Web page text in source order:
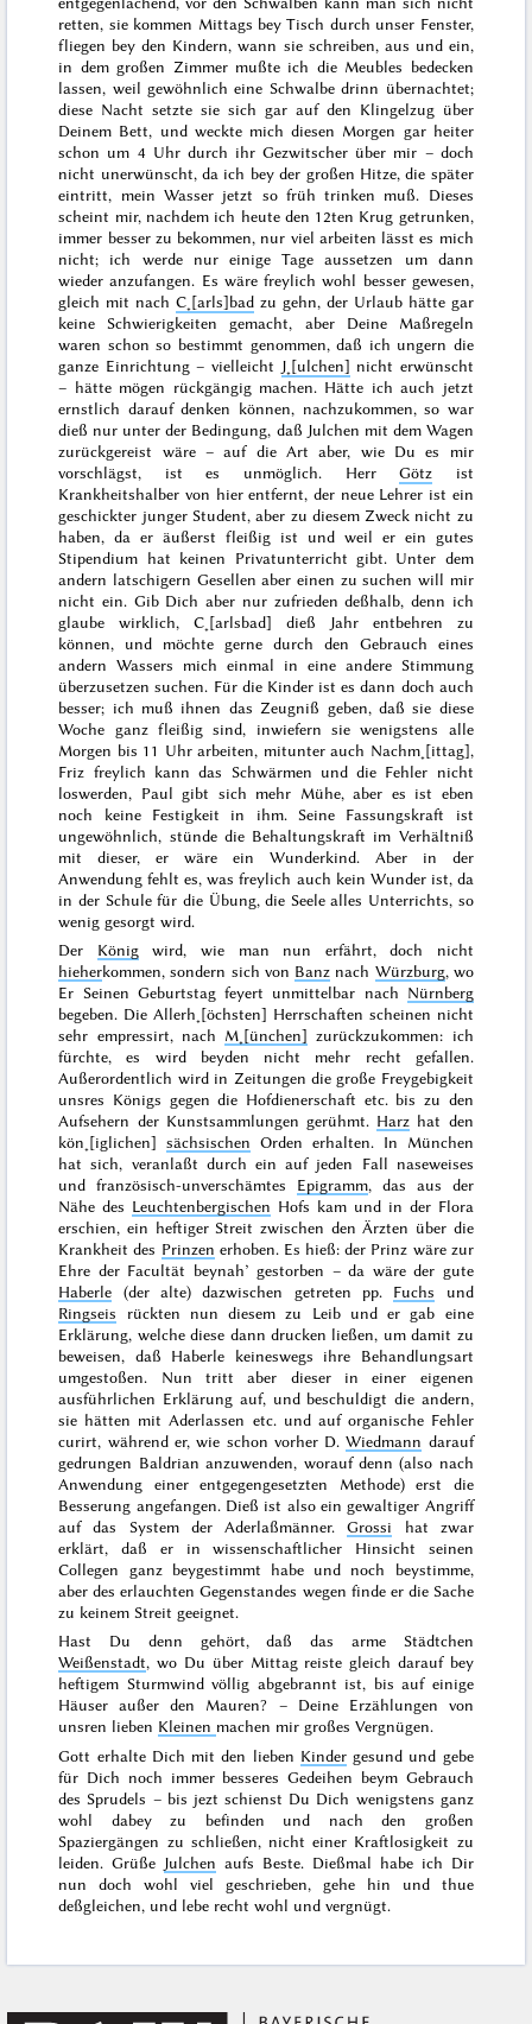
retten, sie kommen Mittags bey Tisch durch unser Fenster,
fliegen bey den Kindern, wann sie schreiben, aus und ein,
in dem großen Zimmer mußte ich die Meubles bedecken
lassen, weil gewöhnlich eine Schwalbe drinn übernachtet;
diese Nacht setzte sie sich gar auf den Klingelzug über
Deinem Bett, und weckte mich diesen Morgen gar heiter
schon um 4 Uhr durch ihr Gezwitscher über mir – doch
nicht unerwünscht, da ich bey der großen Hitze, die später
eintritt, mein Wasser jetzt so früh trinken muß. Dieses
scheint mir, nachdem ich heute den 12ten Krug getrunken,
immer besser zu bekommen, nur viel arbeiten lässt es mich
nicht; ich werde nur einige Tage aussetzen um dann
wieder anzufangen. Es wäre freylich wohl besser gewesen,
gleich mit nachC˖[arls]bad zu gehn, der Urlaub hätte gar
keine Schwierigkeiten gemacht, aber Deine Maßregeln
waren schon so bestimmt genommen, daß ich ungern die
ganze Einrichtung – vielleicht J˖[ulchen] nicht erwünscht
– hätte mögen rückgängig machen. Hätte ich auch jetzt
ernstlich darauf denken können, nachzukommen, so war
dieß nur unter der Bedingung, daß Julchen mit dem Wagen
zurückgereist wäre – auf dieArt aber, wie Du es mir
vorschlägst, ist es unmöglich. HerrGötz ist
Krankheitshalber von hier entfernt, der neue Lehrer ist ein
geschickter junger Student, aber zu diesem Zweck nicht zu
haben, da er äußerst fleißig ist und weil er ein gutes
Stipendium hat keinen Privatunterricht gibt. Unter dem
andern latschigern Gesellen aber einen zu suchen will mir
nicht ein. Gib Dich aber nur zufrieden deßhalb, denn ich
glaube wirklich, C˖[arlsbad] dieß Jahr entbehren zu
können, und möchte gerne durch den Gebrauch eines
andern Wassers mich einmal in eine andere Stimmung
überzusetzen suchen. Für die Kinder ist es dann doch auch
besser; ich muß ihnen das Zeugniß geben, daß sie diese
Woche ganz fleißig sind, inwiefern sie wenigstens alle
Morgen bis 11 Uhr arbeiten, mitunter auch Nachm˖[ittag],
Friz freylich kann das Schwärmen und die Fehler nicht
loswerden, Paul gibt sich mehr Mühe, aber es ist eben
noch keine Festigkeit in ihm. Seine Fassungskraft ist
ungewöhnlich, stünde die Behaltungskraft im Verhältniß
mit dieser, er wäre ein Wunderkind. Aber in der
Anwendung fehlt es, was freylich auch kein Wunder ist, da
in der Schule für die Übung, die Seele alles Unterrichts, so
wenig gesorgt wird.
Der Königwird, wie man nun erfährt, doch nicht
hieherkommen, sondern sich von Banz nach Würzburg, wo
Er Seinen Geburtstagfeyert unmittelbar nach Nürnberg
begeben. Die Allerh˖[öchsten] Herrschaften scheinen nicht
sehr empressirt, nach M˖[ünchen] zurückzukommen: ich
fürchte, es wird beyden nicht mehr recht gefallen.
Außerordentlich wird in Zeitungen die große Freygebigkeit
unsres Königs gegen die Hofdienerschaft etc. bis zu den
Aufsehern der Kunstsammlungen gerühmt. Harz hat den
kön˖[iglichen]sächsischen Orden erhalten. In München
hat sich, veranlaßt durch ein auf jeden Fall naseweises
und französisch-unverschämtes Epigramm, das aus der
Nähe des Leuchtenbergischen Hofs kam und in der Flora
erschien, ein heftiger Streit zwischen den Ärzten über die
Krankheit des Prinzen erhoben. Es hieß: der Prinz wäre zur
Ehre der Facultät beynah’ gestorben – da wäre der gute
Haberle (der alte) dazwischen getreten pp. Fuchs und
Ringseis rückten nun diesem zu Leib und er gab eine
Erklärung, welche diese dann drucken ließen, um damit zu
beweisen, daß Haberle keineswegs ihre Behandlungsart
umgestoßen. Nun tritt aber dieser in einer eigenen
ausführlichen Erklärung auf, und beschuldigt die andern,
sie hätten mit Aderlassen etc. und auf organische Fehler
curirt, während er, wie schon vorher D.Wiedmann darauf
gedrungen Baldrian anzuwenden, worauf denn (also nach
Anwendung einer entgegengesetzten Methode) erst die
Besserung angefangen. Dieß ist also ein gewaltiger Angriff
auf das System der Aderlaßmänner.Grossi hat zwar
erklärt, daß er in wissenschaftlicher Hinsicht seinen
Collegen ganz beygestimmt habe und noch beystimme,
aber des erlauchten Gegenstandes wegen finde er die Sache
zu keinem Streit geeignet.
Hast Du denn gehört, daß das arme Städtchen
Weißenstadt, wo Du über Mittag reiste gleich darauf bey
heftigem Sturmwind völlig abgebrannt ist, bis auf einige
Häuser außer den Mauren? – Deine Erzählungen von
unsren lieben Kleinen machen mir großes Vergnügen.
Gott erhalte Dich mit den lieben Kindergesund und gebe
für Dich noch immer besseres Gedeihen beym Gebrauch
des Sprudels – bis jezt schienst Du Dich wenigstens ganz
wohl dabey zu befinden und nach den großen
Spaziergängen zu schließen, nicht einer Kraftlosigkeit zu
leiden. Grüße Julchen aufs Beste. Dießmal habe ich Dir
nun doch wohl viel geschrieben, gehe hin und thue
deßgleichen, und lebe recht wohl und vergnügt.